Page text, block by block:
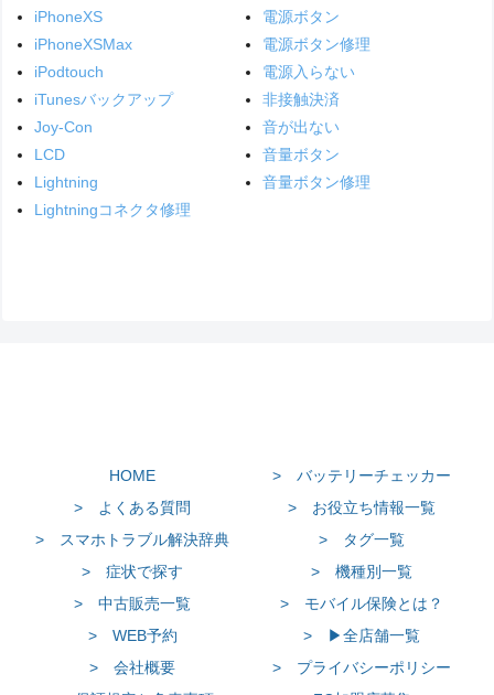
iPhoneXS
iPhoneXSMax
iPodtouch
iTunesバックアップ
Joy-Con
LCD
Lightning
Lightningコネクタ修理
電源ボタン
電源ボタン修理
電源入らない
非接触決済
音が出ない
音量ボタン
音量ボタン修理
HOME
> バッテリーチェッカー
> よくある質問
> お役立ち情報一覧
> スマホトラブル解決辞典
> タグ一覧
> 症状で探す
> 機種別一覧
> 中古販売一覧
> モバイル保険とは？
> WEB予約
> ▶全店舗一覧
> 会社概要
> プライバシーポリシー